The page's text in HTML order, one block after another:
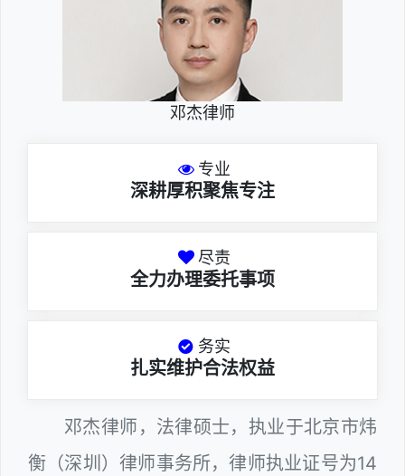
邓杰律师
专业
深耕厚积聚焦专注
尽责
全力办理委托事项
务实
扎实维护合法权益
邓杰律师，法律硕士，执业于北京市炜
衡（深圳）律师事务所，律师执业证号为14